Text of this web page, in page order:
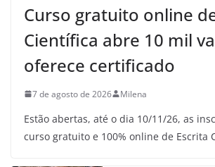
Curso gratuito online
Científica abre 10 mil
oferece certificado
7 de agosto de 2026 Milena
Estão abertas, até o dia 10/11/26, as
curso gratuito e 100% online de Escrita